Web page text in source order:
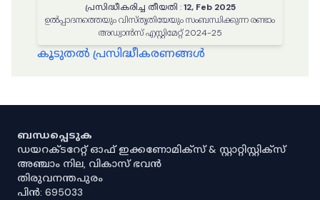
പ്രസിദ്ധീകരിച്ച തീയതി : 12, Feb 2025
ഉൽപ്പാദനത്തെയും വിസ്തൃതിയേയും സംബന്ധിക്കുന്ന രണ്ടാം
അഡ്വാൻസ് എസ്റ്റിമേറ്റ് 2024-25
കൂടുതൽ പ്രസിദ്ധീകരണങ്ങൾ
ബന്ധപ്പെടുക
ഡയറക്ടറേറ്റ് ഓഫ് ഇക്കണോമിക്സ് & സ്റ്റാറ്റിസ്റ്റിക്സ്
അഞ്ചാം നില, വികാസ് ഭവൻ
തിരുവനന്തപുരം
പിൻ: 695033